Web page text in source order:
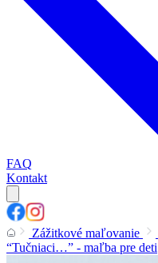
FAQ
Kontakt
Zážitkové maľovanie
“Tučniaci…” - maľba pre deti